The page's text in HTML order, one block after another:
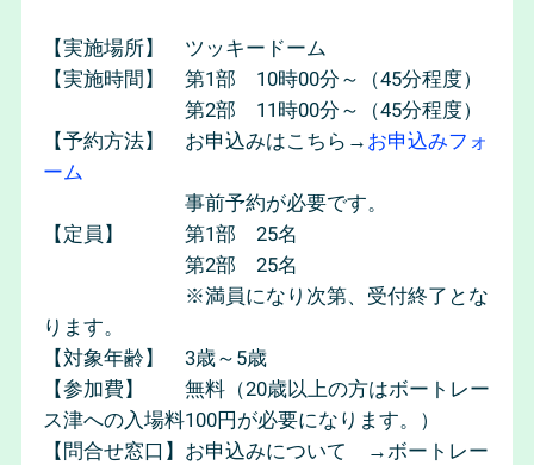
【実施場所】 ツッキードーム
【実施時間】 第1部 10時00分～（45分程度）
第2部 11時00分～（45分程度）
【予約方法】 お申込みはこちら→ お申込みフォ
ーム
事前予約が必要です。
【定員】 第1部 25名
第2部 25名
※満員になり次第、受付終了とな
ります。
【対象年齢】 3歳～5歳
【参加費】 無料（20歳以上の方はボートレー
ス津への入場料100円が必要になります。）
【問合せ窓口】お申込みについて →ボートレー